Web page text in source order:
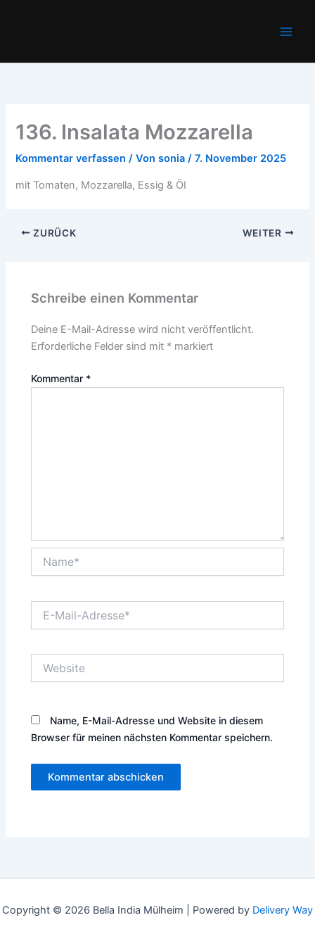
136. Insalata Mozzarella
Kommentar verfassen / Vonsonia/7. November 2025
mit Tomaten, Mozzarella, Essig & ÖI
ZURÜCK WEITER
Schreibe einen Kommentar
Deine E-Mail-Adresse wird nicht veröffentlicht.
Erforderliche Felder sind mit * markiert
Kommentar *
Mail-
Name, E-Mail-Adresse und Website in diesem
Browser für meinen nächsten Kommentar speichern.
Copyright © 2026 Bella India Mülheim | Powered by Delivery Way